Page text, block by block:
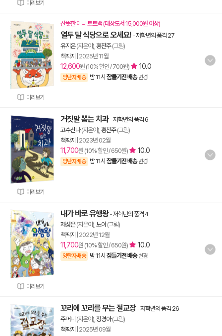
미리보기
미리보기
산뜻한 미니 토트백 (대상도서 15,000원 이상)
열두 달 식당으로 오세요! -저학년의 품격 27
유지은(지은이), 홍찬주(그림)
책딱지
2025년 11월
12,600원 (10% 할인 / 700원) 10.0
양탄자배송 밤 11시 잠들기전 배송 변경
미리보기
거짓말 뽑는 치과-저학년의 품격 6
고수산나(지은이), 홍찬주(그림)
책딱지
2023년 02월
11,700원 (10% 할인 / 650원) 10.0
양탄자배송 밤 11시 잠들기전 배송 변경
미리보기
내가 바로 유행왕-저학년의 품격 4
제성은(지은이), 노아(그림)
책딱지
2022년 12월
11,700원 (10% 할인 / 650원) 10.0
양탄자배송 밤 11시 잠들기전 배송 변경
꼬리에 꼬리를 무는 절교장-저학년의 품격 26
주머니 (지은이), 정경아(그림)
책딱지
2025년 09월